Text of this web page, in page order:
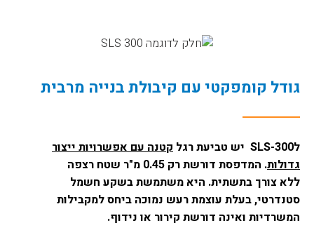
גודל קומפקטי עם קיבולת בנייה מרבית
לSLS-300 יש טביעת רגל קטנה עם אפשרויות ייצור
גדולות
. המדפסת דורשת רק 0.45 מ"ר שטח רצפה
ללא צורך בתשתית. היא משתמשת בשקע חשמל
סטנדרטי, בעלת עוצמת רעש נמוכה ביחס למקבילות
המשרדיות ואינה דורשת קירור או נידוף.